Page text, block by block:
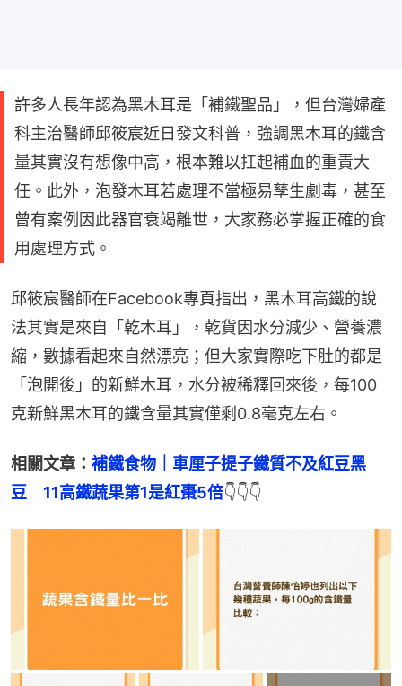
許多人長年認為黑木耳是「補鐵聖品」，但台灣婦產
科主治醫師邱筱宸近日發文科普，強調黑木耳的鐵含
量其實沒有想像中高，根本難以扛起補血的重責大
任。此外，泡發木耳若處理不當極易孳生劇毒，甚至
曾有案例因此器官衰竭離世，大家務必掌握正確的食
用處理方式。
邱筱宸醫師在Facebook專頁指出，黑木耳高鐵的說
法其實是來自「乾木耳」，乾貨因水分減少、營養濃
縮，數據看起來自然漂亮；但大家實際吃下肚的都是
「泡開後」的新鮮木耳，水分被稀釋回來後，每100
克新鮮黑木耳的鐵含量其實僅剩0.8毫克左右。
相關文章： 補鐵食物｜車厘子提子鐵質不及紅豆黑
豆　11高鐵蔬果第1是紅棗5倍👇👇👇